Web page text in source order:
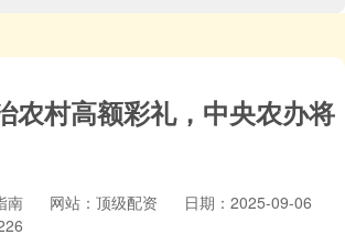
农村高额彩礼，中央农办将
南 网站：顶级配资
日期：2025-09-06